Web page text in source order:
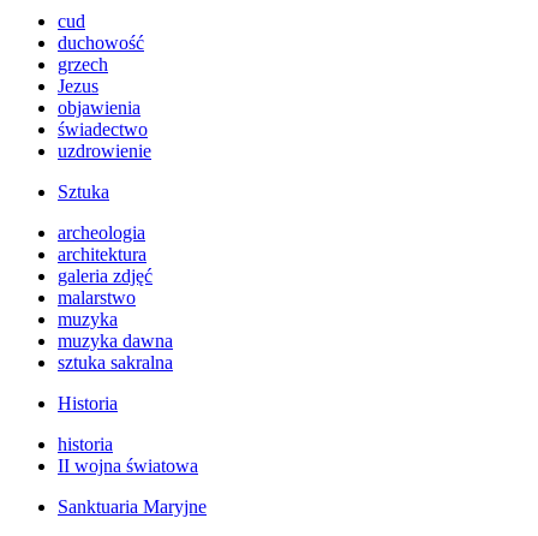
cud
duchowość
grzech
Jezus
objawienia
świadectwo
uzdrowienie
Sztuka
archeologia
architektura
galeria zdjęć
malarstwo
muzyka
muzyka dawna
sztuka sakralna
Historia
historia
II wojna światowa
Sanktuaria Maryjne